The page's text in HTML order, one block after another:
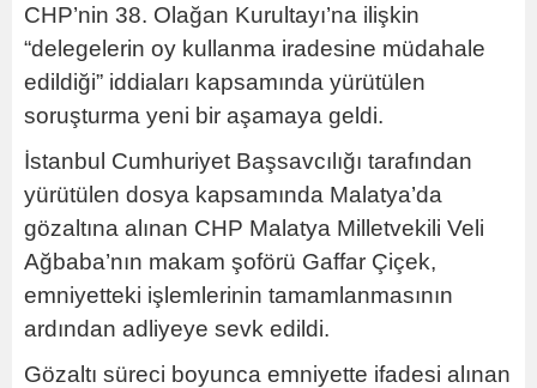
CHP’nin 38. Olağan Kurultayı’na ilişkin
“delegelerin oy kullanma iradesine müdahale
edildiği” iddiaları kapsamında yürütülen
soruşturma yeni bir aşamaya geldi.
İstanbul Cumhuriyet Başsavcılığı tarafından
yürütülen dosya kapsamında Malatya’da
gözaltına alınan CHP Malatya Milletvekili Veli
Ağbaba’nın makam şoförü Gaffar Çiçek,
emniyetteki işlemlerinin tamamlanmasının
ardından adliyeye sevk edildi.
Gözaltı süreci boyunca emniyette ifadesi alınan